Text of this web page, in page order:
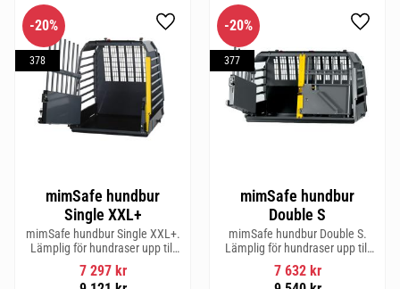
mimSafe hundbur
Single XXL+
mimSafe hundbur Single XXL+.
Lämplig för hundraser upp till
71 cm i mankhöjd.
7 297kr
20%
378
Lägg till i favoriter
mimSafe hundbur
Double S
mimSafe hundbur Double S.
Lämplig för hundraser upp till
52 cm i mankhöjd.
7 632kr
20%
377
Lägg